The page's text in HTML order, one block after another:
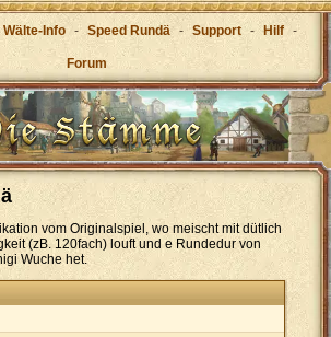
Wälte-Info - Speed Rundä - Support - Hilf -
Forum
vom Originalspiel, wo meischt mit dütlich
(zB. 120fach) louft und e Rundedur von
Wuche het.